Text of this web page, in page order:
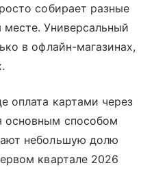
собирает разные
Универсальный
в офлайн-магазинах,
оплата картами через
основным способом
небольшую долю
квартале 2026